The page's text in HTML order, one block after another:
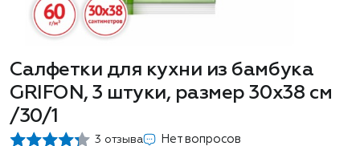
Салфетки для кухни из бамбука
GRIFON, 3 штуки, размер 30х38 см
/30/1
3 отзыва Нет вопросов